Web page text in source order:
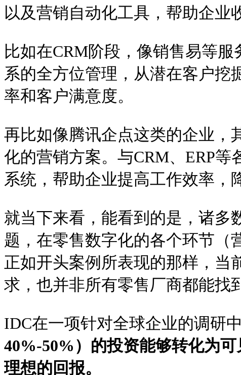
以及营销自动化工具，帮助企业
比如在CRM阶段，像销售易等
系的全方位管理，从潜在客户挖
率和客户满意度。
再比如像腾讯企点这类的企业，
化的营销方案。与CRM、ERP
系统，帮助企业提高工作效率，
就当下来看，能看到的是，诸多
题，在零售数字化的各个环节（
正如开头案例所表现的那样，当
求，也并非所有零售厂商都能找
IDC在一项针对全球企业的调研
40%-50%）的投资能够转化为
理想的回报。